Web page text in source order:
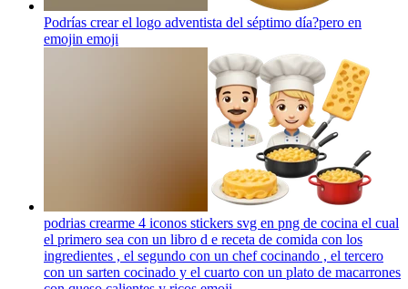
Podrías crear el logo adventista del séptimo día?pero en
emojin emoji
podrias crearme 4 iconos stickers svg en png de cocina el cual
el primero sea con un libro d e receta de comida con los
ingredientes , el segundo con un chef cocinando , el tercero
con un sarten cocinado y el cuarto con un plato de macarrones